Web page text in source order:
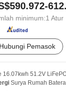
minimum:1 Atur
Hubungi Pemasok
16.07kwh 51.2V
Surya Rumah